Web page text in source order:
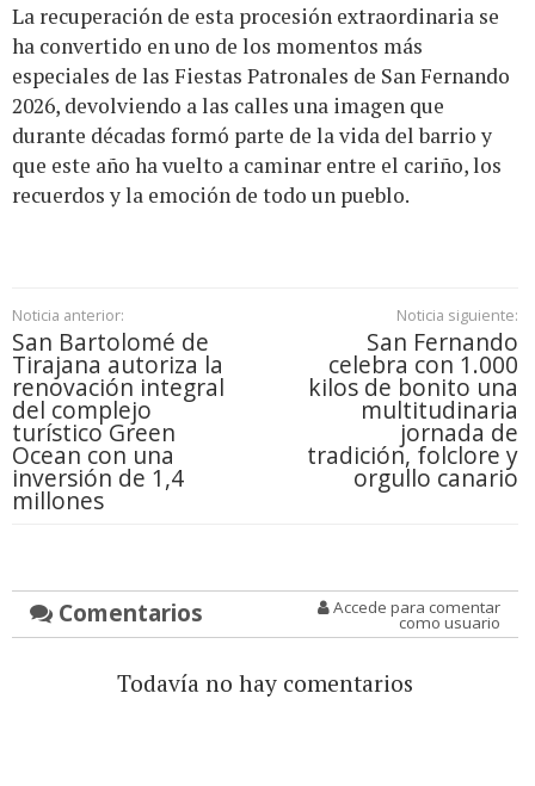
La recuperación de esta procesión extraordinaria se
ha convertido en uno de los momentos más
especiales de las Fiestas Patronales de San Fernando
2026, devolviendo a las calles una imagen que
durante décadas formó parte de la vida del barrio y
que este año ha vuelto a caminar entre el cariño, los
recuerdos y la emoción de todo un pueblo.
Noticia anterior:
San Bartolomé de
Tirajana autoriza la
renovación integral
del complejo
turístico Green
Ocean con una
inversión de 1,4
millones
Noticia siguiente:
San Fernando
celebra con 1.000
kilos de bonito una
multitudinaria
jornada de
tradición, folclore y
orgullo canario
Comentarios Accede para comentar
como usuario
Todavía no hay comentarios